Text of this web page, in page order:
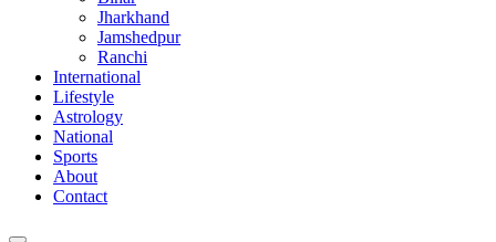
Jharkhand
Jamshedpur
Ranchi
International
Lifestyle
Astrology
National
Sports
About
Contact